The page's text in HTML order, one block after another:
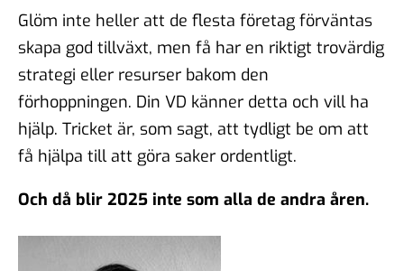
Glöm inte heller att de flesta företag förväntas
skapa god tillväxt, men få har en riktigt trovärdig
strategi eller resurser bakom den
förhoppningen. Din VD känner detta och vill ha
hjälp. Tricket är, som sagt, att tydligt be om att
få hjälpa till att göra saker ordentligt.
Och då blir 2025 inte som alla de andra åren.